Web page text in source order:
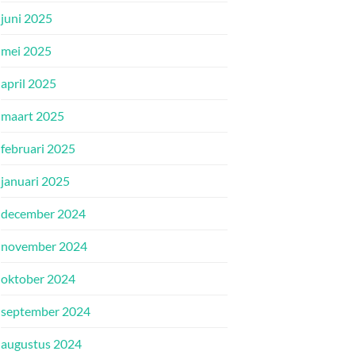
juni 2025
mei 2025
april 2025
maart 2025
februari 2025
januari 2025
december 2024
november 2024
oktober 2024
september 2024
augustus 2024